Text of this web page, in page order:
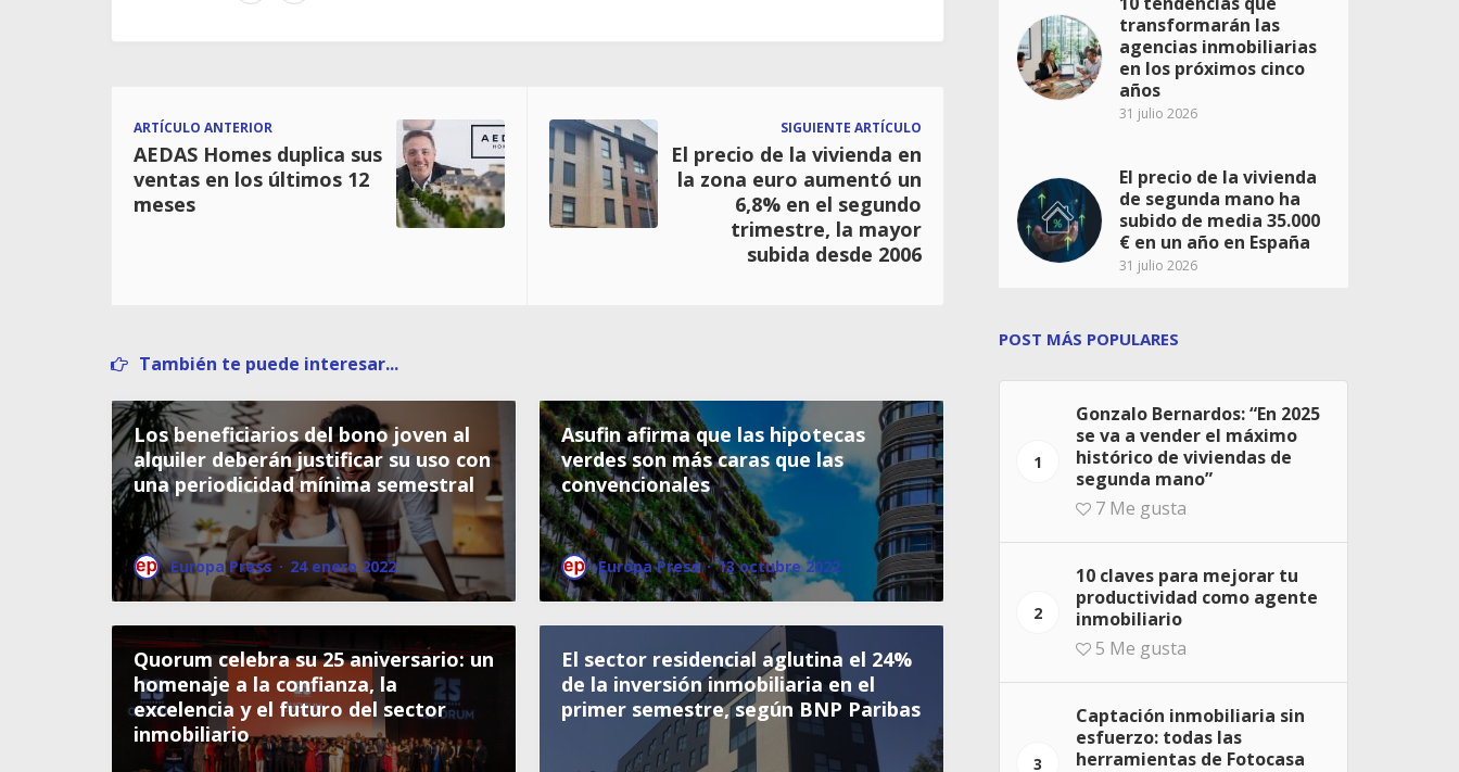
ARTÍCULO ANTERIOR
AEDAS Homes duplica sus
ventas en los últimos 12
meses
SIGUIENTE ARTÍCULO
El precio de la vivienda en
la zona euro aumentó un
6,8% en el segundo
trimestre, la mayor
subida desde 2006
También te puede interesar...
Los beneficiarios del bono joven al
alquiler deberán justificar su uso con
una periodicidad mínima semestral
Europa Press · 24 enero 2022
Asufin afirma que las hipotecas
verdes son más caras que las
convencionales
Europa Press · 13 octubre 2022
Quorum celebra su 25 aniversario: un
homenaje a la confianza, la
excelencia y el futuro del sector
inmobiliario
El sector residencial aglutina el 24%
de la inversión inmobiliaria en el
primer semestre, según BNP Paribas
transformarán las
agencias inmobiliarias
en los próximos cinco
años
31 julio 2026
El precio de la vivienda
de segunda mano ha
subido de media 35.000
€ en un año en España
31 julio 2026
POST MÁS POPULARES
1
Gonzalo Bernardos: “En 2025
se va a vender el máximo
histórico de viviendas de
segunda mano”
7 Me gusta
2
10 claves para mejorar tu
productividad como agente
inmobiliario
5 Me gusta
3
Captación inmobiliaria sin
esfuerzo: todas las
herramientas de Fotocasa